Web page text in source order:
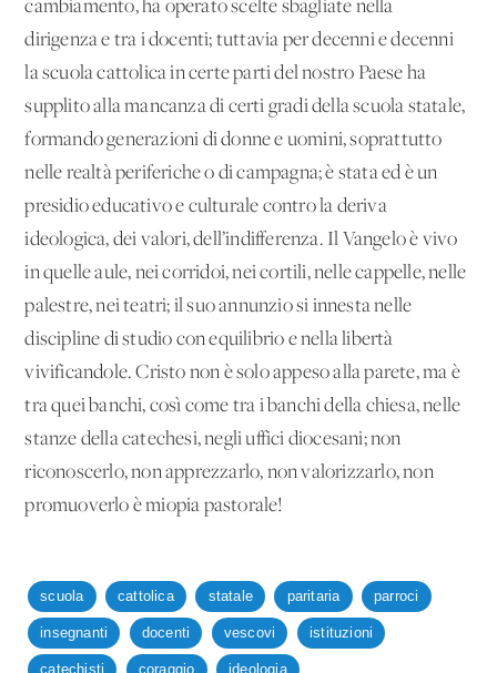
cambiamento, ha operato scelte sbagliate nella
dirigenza e tra i docenti; tuttavia per decenni e decenni
la scuola cattolica in certe parti del nostro Paese ha
supplito alla mancanza di certi gradi della scuola statale,
formando generazioni di donne e uomini, soprattutto
nelle realtà periferiche o di campagna; è stata ed è un
presidio educativo e culturale contro la deriva
ideologica, dei valori, dell’indifferenza. Il Vangelo è vivo
in quelle aule, nei corridoi, nei cortili, nelle cappelle, nelle
palestre, nei teatri; il suo annunzio si innesta nelle
discipline di studio con equilibrio e nella libertà
vivificandole. Cristo non è solo appeso alla parete, ma è
tra quei banchi, così come tra i banchi della chiesa, nelle
stanze della catechesi, negli uffici diocesani; non
riconoscerlo, non apprezzarlo, non valorizzarlo, non
promuoverlo è miopia pastorale!
scuola cattolica statale paritaria parroci
insegnanti docenti vescovi istituzioni
catechisti coraggio ideologia